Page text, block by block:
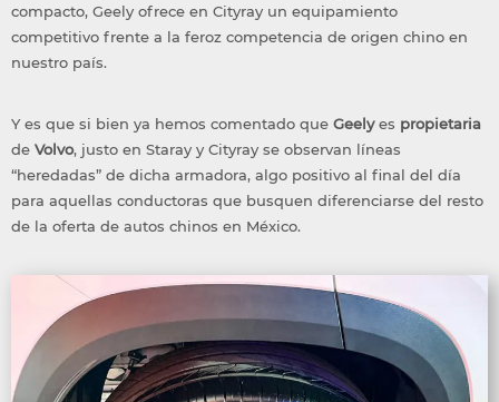
compacto, Geely ofrece en Cityray un equipamiento
competitivo frente a la feroz competencia de origen chino en
nuestro país.
Y es que si bien ya hemos comentado que Geelyes propietaria
de Volvo, justo en Staray y Cityray se observan líneas
“heredadas” de dicha armadora, algo positivo al final del día
para aquellas conductoras que busquen diferenciarse del resto
de la oferta de autos chinos en México.